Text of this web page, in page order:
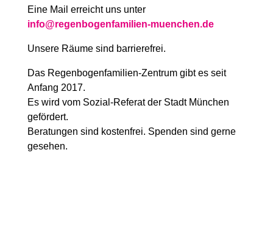
Eine Mail erreicht uns unter
info@regenbogenfamilien-muenchen.de
Unsere Räume sind barrierefrei.
Das Regenbogenfamilien-Zentrum gibt es seit
Anfang 2017.
Es wird vom Sozial-Referat der Stadt München
gefördert.
Beratungen sind kostenfrei. Spenden sind gerne
gesehen.